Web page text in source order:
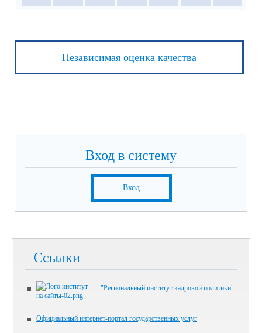
Независимая оценка качества
Вход в систему
Вход
Ссылки
"Региональный институт кадровой политики"
Официальный интернет-портал государственных услуг